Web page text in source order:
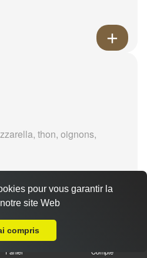
thon, oignons,
Panier Compte
pour vous garantir la
site Web
compris